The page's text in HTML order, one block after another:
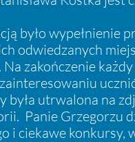
było wypełnienie
odwiedzanych
zakończenie
była utrwalona na
Panie Grzegorzu
i ciekawe konkursy,